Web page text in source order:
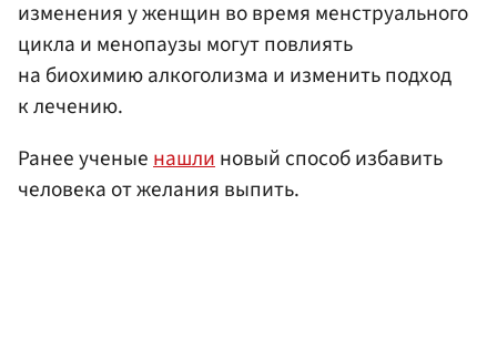
изменения у женщин во время менструального
цикла и менопаузы могут повлиять
на биохимию алкоголизма и изменить подход
к лечению.
Ранее ученыенашлиновый способ избавить
человека от желания выпить.